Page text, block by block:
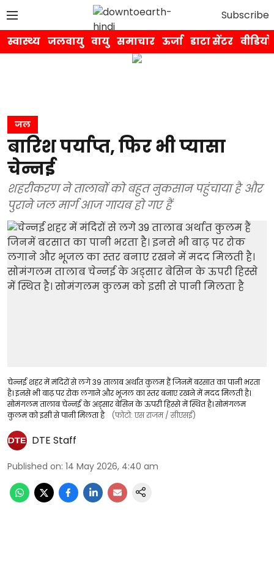
Subscribe
स्वास्थ्य जलवायु वायु समाचार ऊर्जा डाटा सेंटर वीडियो
जल
बारिश पर्याप्त, फिर भी प्यासा
चेन्नई
शहरीकरण ने तालाबों को बहुत नुकसान पहुंचाया है और
पुराने जल मार्ग आज गायब हो गए हैं
चेन्नई शहर में मंदिरों से लगे 39 तालाब अर्थात कुलम हैं जिनमें बरसात का पानी भरता
है। इनसे भी बाढ़ पर रोक लगाने और भूजल का स्तर बनाए रखने में मदद मिलती है।
सोमंगलम तालाब चेन्नई के अड्सार बेसिन के ऊपरी हिस्से में स्थित है। सोमंगलम
कुलम को इसी से पानी मिलता है
(फोटो: एस राजम / सीएसई)
DTE Staff
Published on: 14 May 2026, 4:40 am